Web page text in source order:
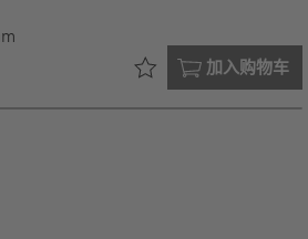
加入购物车
已在您的